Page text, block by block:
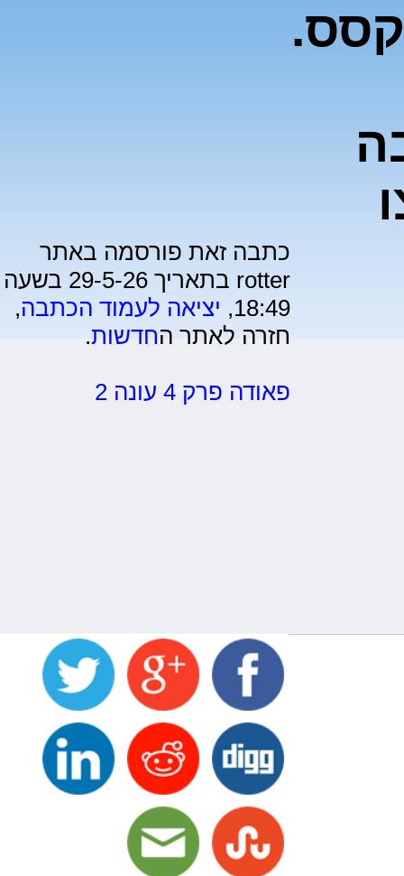
כתבה זאת פורסמה באתר
rotter בתאריך 29-5-26 בשעה
18:49, יציאה לעמוד הכתבה,
חזרה לאתר החדשות.
פאודה פרק 4 עונה 2